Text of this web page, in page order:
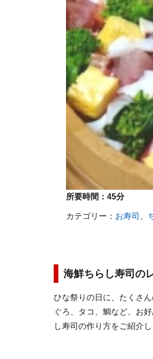
所要時間： 45分
カテゴリー： お寿司
海鮮ちらし寿司の
ひな祭りの日に、たくさ
ぐろ、タコ、鯛など、お
し寿司の作り方をご紹介し